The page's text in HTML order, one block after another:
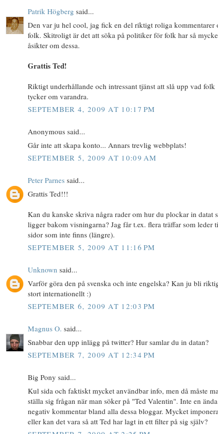
Patrik Högberg said...
Den var ju hel cool, jag fick en del riktigt roliga kommentarer
folk. Skitroligt är det att söka på politiker för folk har så
åsikter om dessa.
Grattis Ted!
Riktigt underhållande och intressant tjänst att slå upp vad folk
tycker om varandra.
SEPTEMBER 4, 2009 AT 10:17 PM
Anonymous said...
Går inte att skapa konto... Annars trevlig webbplats!
SEPTEMBER 5, 2009 AT 10:09 AM
Peter Parnes said...
Grattis Ted!!!
Kan du kanske skriva några rader om hur du plockar in datat
ligger bakom visningarna? Jag får t.ex. flera träffar som leder
sidor som inte finns (längre).
SEPTEMBER 5, 2009 AT 11:16 PM
Unknown said...
Varför göra den på svenska och inte engelska? Kan ju bli
stort internationellt :)
SEPTEMBER 6, 2009 AT 12:03 PM
Magnus O. said...
Snabbar den upp inlägg på twitter? Hur samlar du in datan?
SEPTEMBER 7, 2009 AT 12:34 PM
Big Pony said...
Kul sida och faktiskt mycket användbar info, men då måste
ställa sig frågan när man söker på "Ted Valentin". Inte en ända
negativ kommentar bland alla dessa bloggar. Mycket
eller kan det vara så att Ted har lagt in ett filter på sig själv?